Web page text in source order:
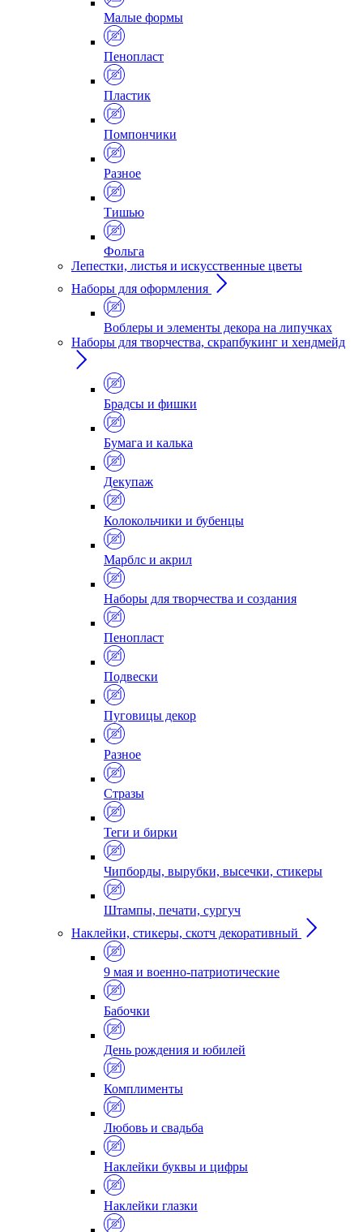
Малые формы
Пенопласт
Пластик
Помпончики
Разное
Тишью
Фольга
Лепестки, листья и искусственные цветы
Наборы для оформления
Воблеры и элементы декора на липучках
Наборы для творчества, скрапбукинг и хендмейд
Брадсы и фишки
Бумага и калька
Декупаж
Колокольчики и бубенцы
Марблс и акрил
Наборы для творчества и создания
Пенопласт
Подвески
Пуговицы декор
Разное
Стразы
Теги и бирки
Чипборды, вырубки, высечки, стикеры
Штампы, печати, сургуч
Наклейки, стикеры, скотч декоративный
9 мая и военно-патриотические
Бабочки
День рождения и юбилей
Комплименты
Любовь и свадьба
Наклейки буквы и цифры
Наклейки глазки